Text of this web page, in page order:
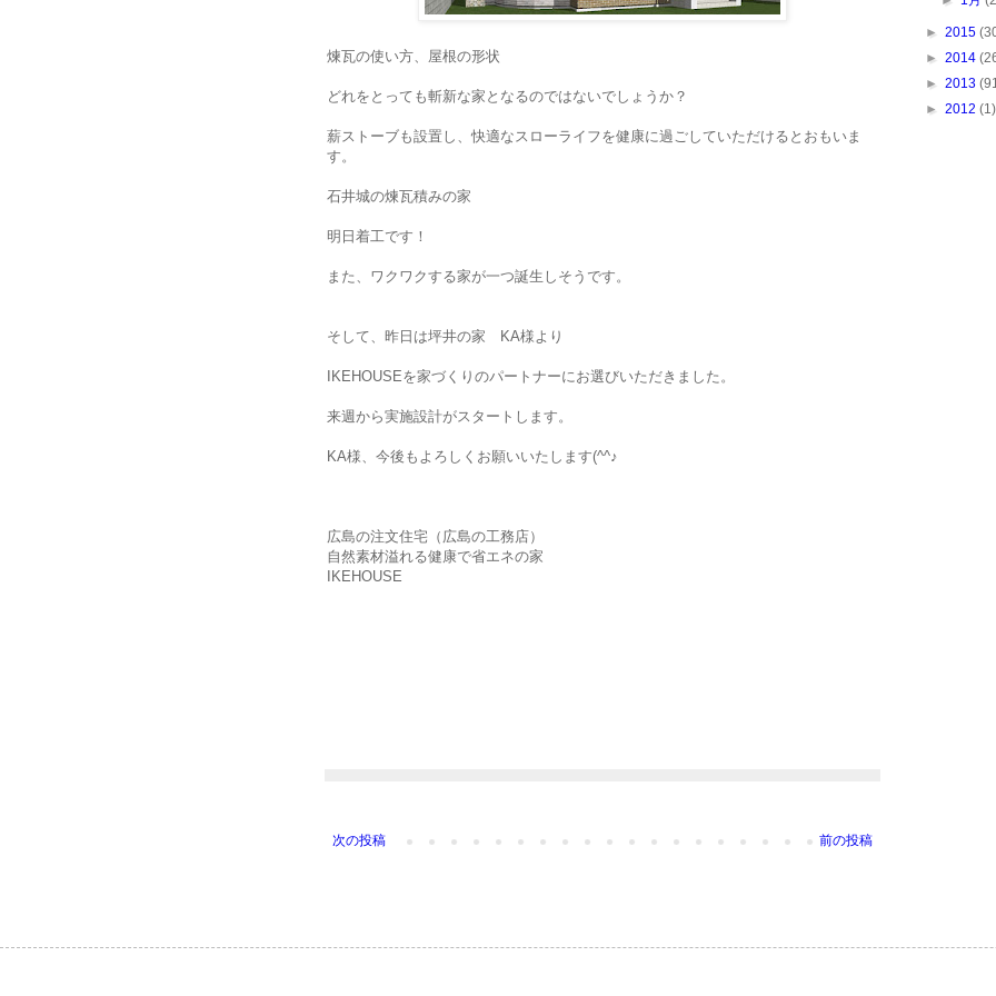
煉瓦の使い方、屋根の形状
どれをとっても斬新な家となるのではないでしょうか？
薪ストーブも設置し、快適なスローライフを健康に過ごしていただけるとおもいま
す。
石井城の煉瓦積みの家
明日着工です！
また、ワクワクする家が一つ誕生しそうです。
そして、昨日は坪井の家 KA様より
IKEHOUSEを家づくりのパートナーにお選びいただきました。
来週から実施設計がスタートします。
KA様、今後もよろしくお願いいたします(^^♪
広島の注文住宅（広島の工務店）
自然素材溢れる健康で省エネの家
IKEHOUSE
次の投稿 前の投稿
► 2015
► 2014
► 2013
► 2012 (1)